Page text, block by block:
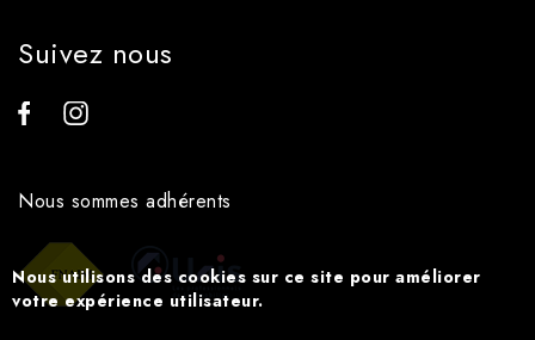
Suivez nous
Nous sommes adhérents
Nous utilisons des cookies sur ce site pour améliorer
votre expérience utilisateur.